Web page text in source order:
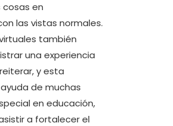
en
las vistas normales.
también
una experiencia
y esta
de muchas
en educación,
a fortalecer el